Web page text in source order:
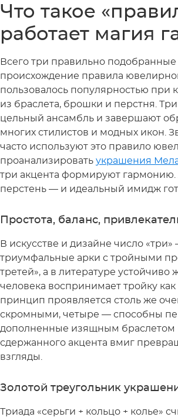
Что такое
работает магия
Всего три правильно
происхождение правила
пользовалось популярностью при
из браслета, брошки и перстня.
цельный ансамбль и завершают
многих стилистов и модных икон.
часто используют это правило
проанализировать украшения
три акцента формируют
перстень — и идеальный имидж
Простота, баланс,
В искусстве и дизайне число
триумфальные арки с тройными
третей», а в литературе
человека воспринимает тройку
принцип проявляется столь же
скромными, четыре — способны
дополненные изящным браслетом
сдержанного акцента вмиг
взгляды.
Золотой треугольник
Триада «серьги + кольцо + колье»